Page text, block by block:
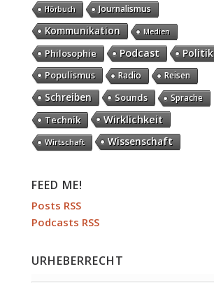
Hörbuch Journalismus
Kommunikation Medien
Philosophie Podcast Politik
Populismus Radio Reisen
Schreiben Sounds Sprache
Technik Wirklichkeit
Wirtschaft Wissenschaft
FEED ME!
Posts RSS
Podcasts RSS
URHEBERRECHT